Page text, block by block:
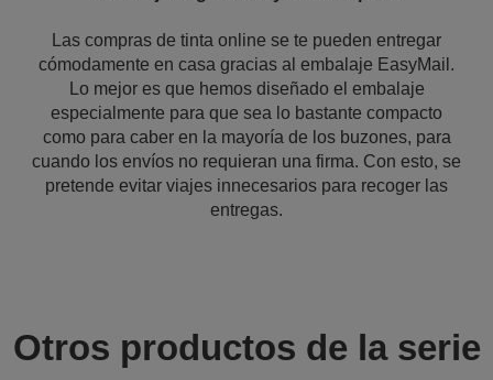
Las compras de tinta online se te pueden entregar
cómodamente en casa gracias al embalaje EasyMail.
Lo mejor es que hemos diseñado el embalaje
especialmente para que sea lo bastante compacto
como para caber en la mayoría de los buzones, para
cuando los envíos no requieran una firma. Con esto, se
pretende evitar viajes innecesarios para recoger las
entregas.
Otros productos de la serie